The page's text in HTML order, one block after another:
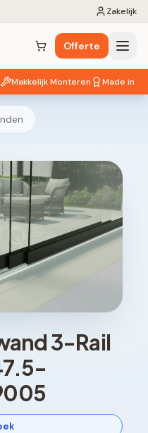
Zakelijk
Winkelwagen ( 0 items)
Offerte
Makkelijk Monteren Made in EU
3-Rail